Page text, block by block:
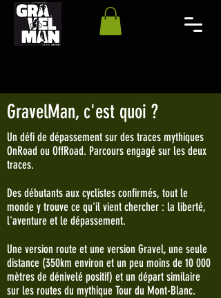
GravelMan, c'est quoi ?
Un défi de dépassement sur des traces mythiques
OnRoad ou OffRoad. Parcours engagé sur les deux
traces.
Des débutants aux cyclistes confirmés, tout le
monde y trouve ce qu'il vient chercher : la liberté,
l'aventure et le dépassement.
Une version route et une version Gravel, une seule
distance (350km environ et un peu moins de 10 000
mètres de dénivelé positif) et un départ similaire
sur les routes du mythique Tour du Mont-Blanc.